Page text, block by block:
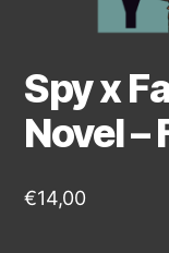
Spy x
Novel
€14,00